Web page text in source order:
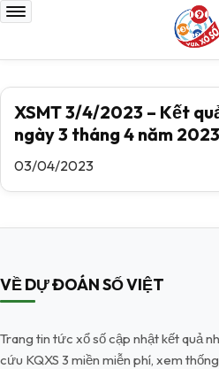
XSMT 3/4/2023 – Kết
ngày 3 tháng 4 năm 2023
03/04/2023
VỀ DỰ ĐOÁN SỐ VIỆT
Trang tin tức xổ số cập nhật kết quả
cứu KQXS 3 miền miễn phí, xem